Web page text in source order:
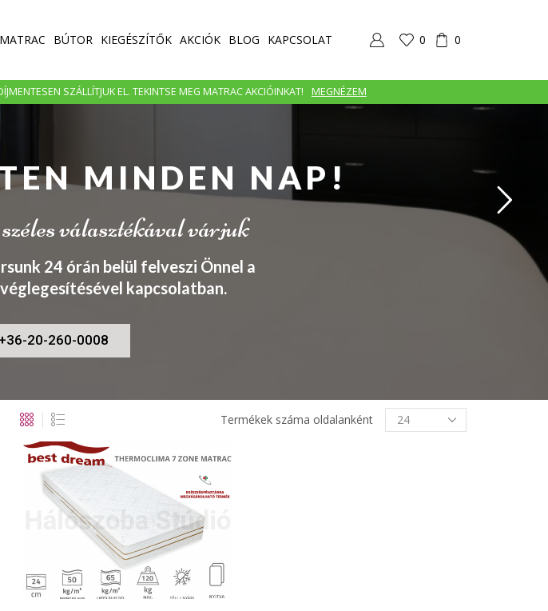
MATRAC BÚTOR KIEGÉSZÍTŐK AKCIÓK BLOG KAPCSOLAT 0 0
SZÁLLÍTJUK EL. TEKINTSE MEG MATRAC AKCIÓINKAT! MEGNÉZEM
MINDEN NAP!
választékával várjuk
24 órán belül felveszi Önnel a
kapcsolatban.
20-260-0008
Termékek száma oldalanként
Termékek
oldalanként